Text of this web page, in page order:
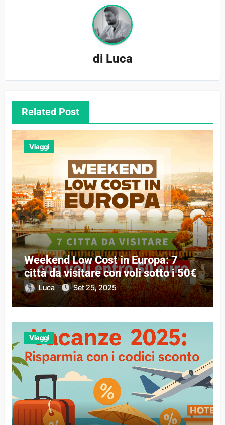
di Luca
Related Post
Viaggi
Weekend Low Cost in Europa: 7
città da visitare con voli sotto i 50€
Luca Set 25, 2025
Viaggi